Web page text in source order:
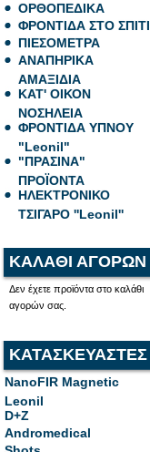
ΟΡΘΟΠΕΔΙΚΑ
ΦΡΟΝΤΙΔΑ ΣΤΟ ΣΠΙΤΙ
ΠΙΕΣΟΜΕΤΡΑ
ΑΝΑΠΗΡΙΚΑ
ΑΜΑΞΙΔΙΑ
ΚΑΤ' ΟΙΚΟΝ
ΝΟΣΗΛΕΙΑ
ΦΡΟΝΤΙΔΑ ΥΠΝΟΥ
"Leonil"
"ΠΡΑΣΙΝΑ"
ΠΡΟΪΟΝΤΑ
ΗΛΕΚΤΡΟΝΙΚΟ
ΤΣΙΓΑΡΟ ''Leonil''
ΚΑΛΑΘΙ ΑΓΟΡΩΝ
Δεν έχετε προϊόντα στο καλάθι
αγορών σας.
ΚΑΤΑΣΚΕΥΑΣΤΕΣ
NanoFIR Magnetic
Leonil
D+Z
Andromedical